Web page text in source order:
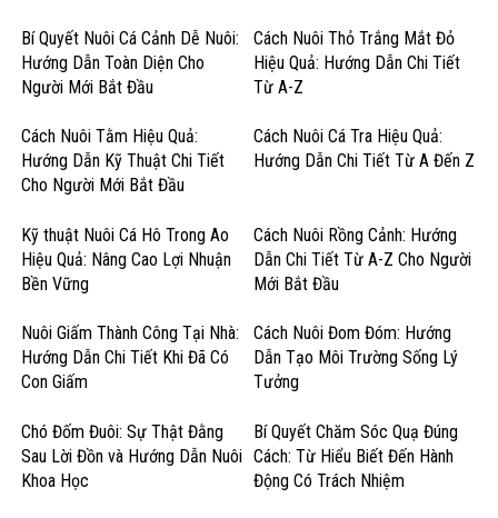
Bí Quyết Nuôi Cá Cảnh Dễ Nuôi:
Hướng Dẫn Toàn Diện Cho
Người Mới Bắt Đầu
Cách Nuôi Thỏ Trắng Mắt Đỏ
Hiệu Quả: Hướng Dẫn Chi Tiết
Từ A-Z
Cách Nuôi Tằm Hiệu Quả:
Hướng Dẫn Kỹ Thuật Chi Tiết
Cho Người Mới Bắt Đầu
Cách Nuôi Cá Tra Hiệu Quả:
Hướng Dẫn Chi Tiết Từ A Đến Z
Kỹ thuật Nuôi Cá Hô Trong Ao
Hiệu Quả: Nâng Cao Lợi Nhuận
Bền Vững
Cách Nuôi Rồng Cảnh: Hướng
Dẫn Chi Tiết Từ A-Z Cho Người
Mới Bắt Đầu
Nuôi Giấm Thành Công Tại Nhà:
Hướng Dẫn Chi Tiết Khi Đã Có
Con Giấm
Cách Nuôi Đom Đóm: Hướng
Dẫn Tạo Môi Trường Sống Lý
Tưởng
Chó Đốm Đuôi: Sự Thật Đằng
Sau Lời Đồn và Hướng Dẫn Nuôi
Khoa Học
Bí Quyết Chăm Sóc Quạ Đúng
Cách: Từ Hiểu Biết Đến Hành
Động Có Trách Nhiệm